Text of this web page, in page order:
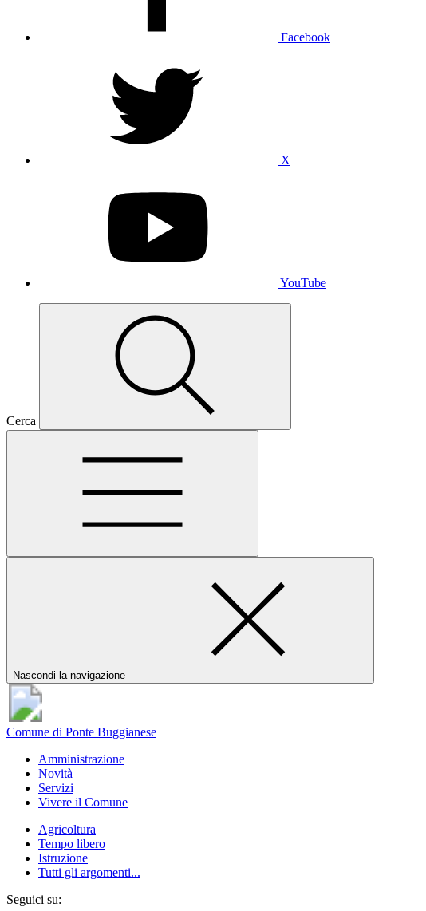
Facebook
X
YouTube
Cerca
Nascondi la navigazione
Comune di Ponte Buggianese
Amministrazione
Novità
Servizi
Vivere il Comune
Agricoltura
Tempo libero
Istruzione
Tutti gli argomenti...
Seguici su: